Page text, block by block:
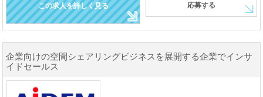
この求人を詳しく見る 応募する
企業向けの空間シェアリングビジネスを展開する企業でインサ
イドセールス